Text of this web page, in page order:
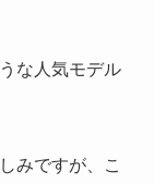
な人気モデル
みですが、こ